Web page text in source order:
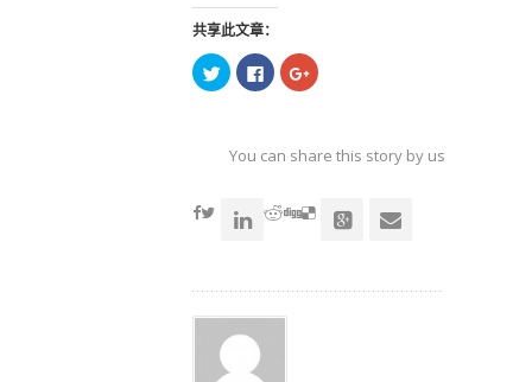
共享此文章：
点
击
共
享
窗
口
点
击
共
享
窗
口
点
击
共
享
窗
口
You can share this story by using your